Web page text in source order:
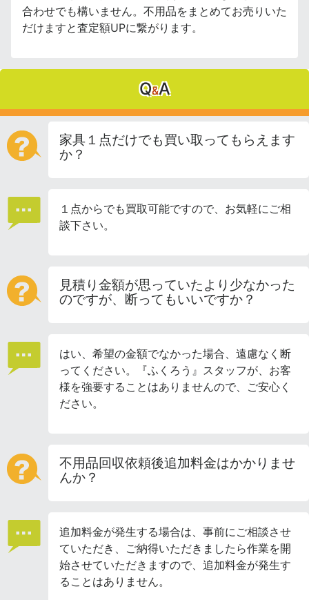
合わせでも構いません。不用品をまとめてお売りいた
だけますと査定額UPに繋がります。
Q&A
家具１点だけでも買い取ってもらえます
か？
１点からでも買取可能ですので、お気軽にご相
談下さい。
見積り金額が思っていたより少なかった
のですが、断ってもいいですか？
はい、希望の金額でなかった場合、遠慮なく断
ってください。『ふくろう』スタッフが、お客
様を強要することはありませんので、ご安心く
ださい。
不用品回収依頼後追加料金はかかりませ
んか？
追加料金が発生する場合は、事前にご相談させ
ていただき、ご納得いただきましたら作業を開
始させていただきますので、追加料金が発生す
ることはありません。